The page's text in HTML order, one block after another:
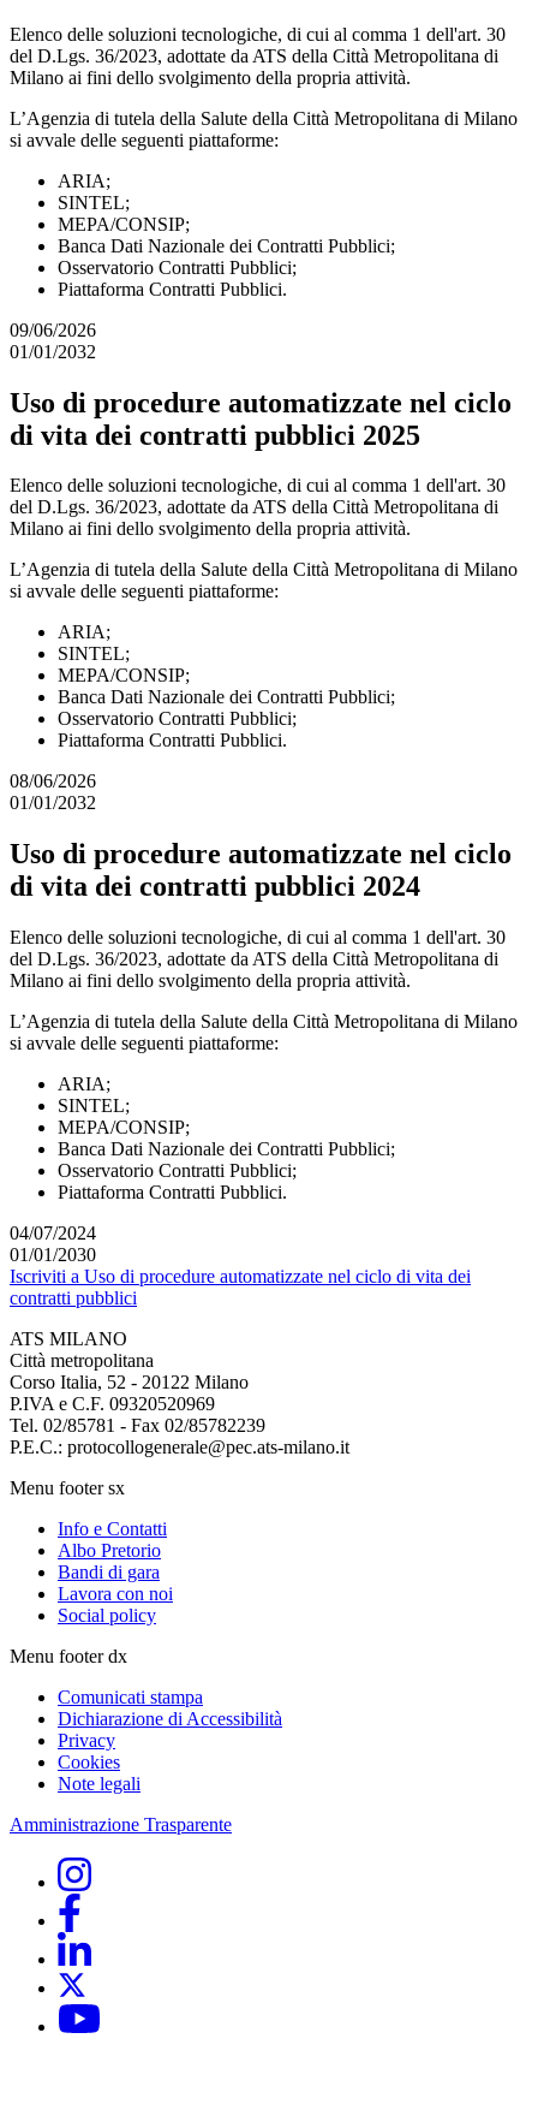
Elenco delle soluzioni tecnologiche, di cui al comma 1 dell'art. 30
del D.Lgs. 36/2023, adottate da ATS della Città Metropolitana di
Milano ai fini dello svolgimento della propria attività.
L’Agenzia di tutela della Salute della Città Metropolitana di Milano
si avvale delle seguenti piattaforme:
ARIA;
SINTEL;
MEPA/CONSIP;
Banca Dati Nazionale dei Contratti Pubblici;
Osservatorio Contratti Pubblici;
Piattaforma Contratti Pubblici.
09/06/2026
01/01/2032
Uso di procedure automatizzate nel ciclo
di vita dei contratti pubblici 2025
Elenco delle soluzioni tecnologiche, di cui al comma 1 dell'art. 30
del D.Lgs. 36/2023, adottate da ATS della Città Metropolitana di
Milano ai fini dello svolgimento della propria attività.
L’Agenzia di tutela della Salute della Città Metropolitana di Milano
si avvale delle seguenti piattaforme:
ARIA;
SINTEL;
MEPA/CONSIP;
Banca Dati Nazionale dei Contratti Pubblici;
Osservatorio Contratti Pubblici;
Piattaforma Contratti Pubblici.
08/06/2026
01/01/2032
Uso di procedure automatizzate nel ciclo
di vita dei contratti pubblici 2024
Elenco delle soluzioni tecnologiche, di cui al comma 1 dell'art. 30
del D.Lgs. 36/2023, adottate da ATS della Città Metropolitana di
Milano ai fini dello svolgimento della propria attività.
L’Agenzia di tutela della Salute della Città Metropolitana di Milano
si avvale delle seguenti piattaforme:
ARIA;
SINTEL;
MEPA/CONSIP;
Banca Dati Nazionale dei Contratti Pubblici;
Osservatorio Contratti Pubblici;
Piattaforma Contratti Pubblici.
04/07/2024
01/01/2030
Iscriviti a Uso di procedure automatizzate nel ciclo di vita dei
contratti pubblici
ATS MILANO
Città metropolitana
Corso Italia, 52 - 20122 Milano
P.IVA e C.F. 09320520969
Tel. 02/85781 - Fax 02/85782239
P.E.C.: protocollogenerale@pec.ats-milano.it
Menu footer sx
Info e Contatti
Albo Pretorio
Bandi di gara
Lavora con noi
Social policy
Menu footer dx
Comunicati stampa
Dichiarazione di Accessibilità
Privacy
Cookies
Note legali
Amministrazione Trasparente